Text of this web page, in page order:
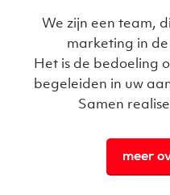
We zijn een team,
marketing in
Het is de bedoeling
begeleiden in uw
Samen
meer